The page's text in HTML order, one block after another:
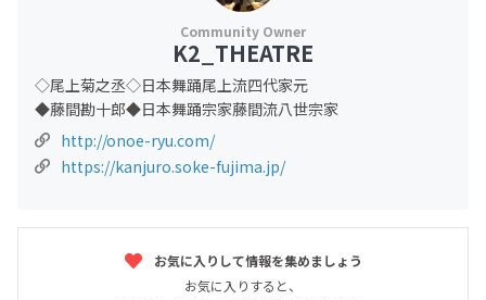
K2_THEATRE
◇尾上菊之丞◇日本舞踊尾上流四代家元
◆藤間勘十郎◆日本舞踊宗家藤間流八世宗家
http://onoe-ryu.com/
https://kanjuro.soke-fujima.jp/
お気に入りして情報を集めましょう
お気に入りすると、